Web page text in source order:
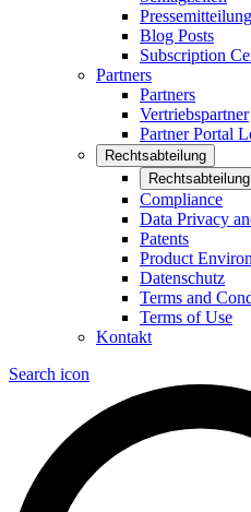
Blog Posts
Subscription
Partners
Partners
Vertriebspartner
Partner Portal
Rechtsabteilung
Rechtsabteilung
Compliance
Data Privacy
Patents
Product
Datenschutz
Terms and
Terms of Use
Kontakt
Search icon